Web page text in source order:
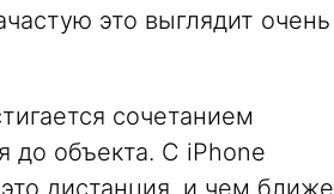
это выглядит очень
сочетанием
до объекта. С iPhone
дистанция, и чем ближе